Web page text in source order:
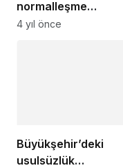
normalleşme
genelgesi!
4 yıl önce
Büyükşehir’deki
usulsüzlük